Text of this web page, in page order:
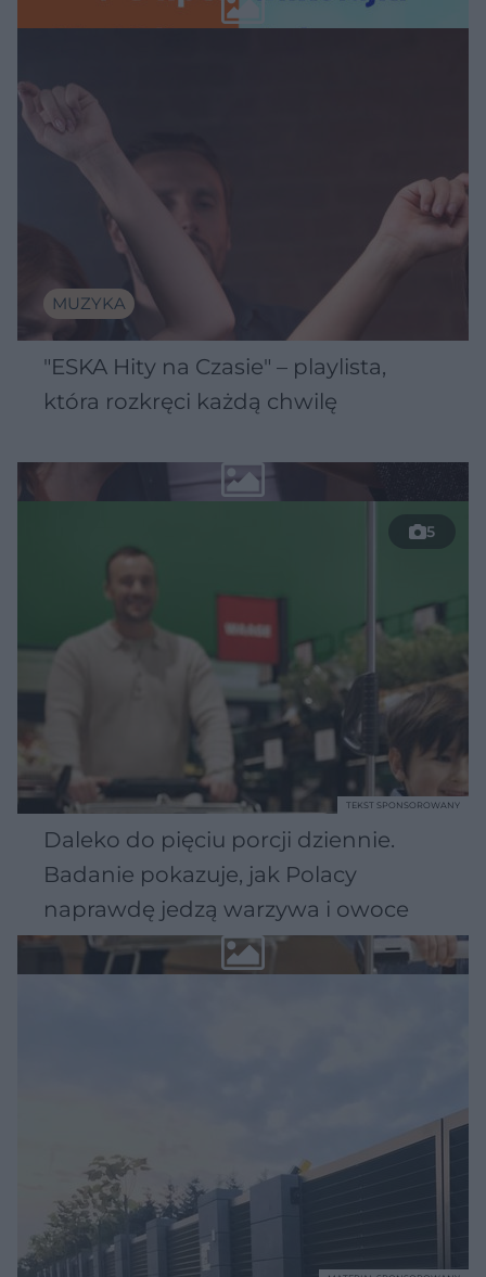
MUZYKA
"ESKA Hity na Czasie" – playlista,
która rozkręci każdą chwilę
5
Daleko do pięciu porcji dziennie.
Badanie pokazuje, jak Polacy
naprawdę jedzą warzywa i owoce
TEKST SPONSOROWANY